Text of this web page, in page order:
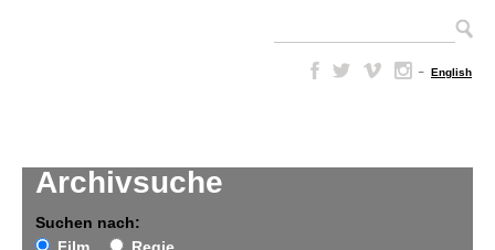
– English
Archivsuche
Suchen nach: